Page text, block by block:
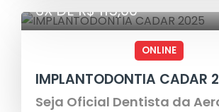
6X DE R$ 115,00
ONLINE
IMPLANTODONTIA CADAR
Seja Oficial Dentista da